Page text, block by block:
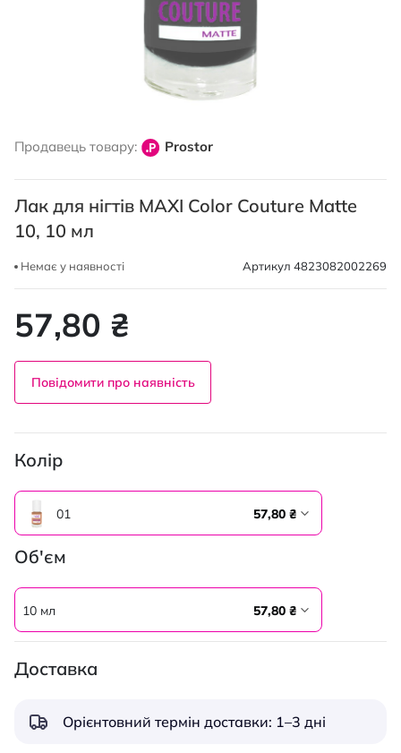
початку
зображень
Продавець товару: Prostor
Лак для нігтів MAXI Color Couture Matte
10, 10 мл
Немає у наявності Артикул 4823082002269
57,80 ₴
Повідомити про наявність
Колір
01 57,80 ₴
Об'єм
10 мл 57,80 ₴
Доставка
Орієнтовний термін доставки: 1–3 дні